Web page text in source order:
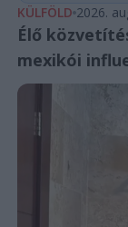
KÜLFÖLD 2026.
Élő
mexikói